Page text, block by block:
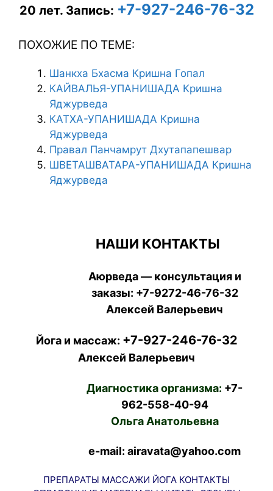
20 лет. Запись: +7-927-246-76-32
ПОХОЖИЕ ПО ТЕМЕ:
Шанкха Бхасма Кришна Гопал
КАЙВАЛЬЯ-УПАНИШАДА Кришна
Яджурведа
КАТХА-УПАНИШАДА Кришна
Яджурведа
Правал Панчамрут Дхутапапешвар
ШВЕТАШВАТАРА-УПАНИШАДА Кришна
Яджурведа
НАШИ КОНТАКТЫ
Аюрведа — консультация и
заказы: +7-9272-46-76-32
Алексей Валерьевич
Йога и массаж: +7-927-246-76-32
Алексей Валерьевич
Диагностика организма: +7-
962-558-40-94
Ольга Анатольевна
e-mail: airavata@yahoo.com
ПРЕПАРАТЫ МАССАЖИ ЙОГА КОНТАКТЫ